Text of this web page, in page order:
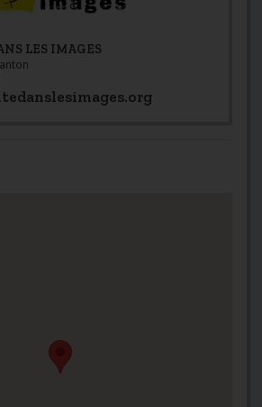
LES IMAGES